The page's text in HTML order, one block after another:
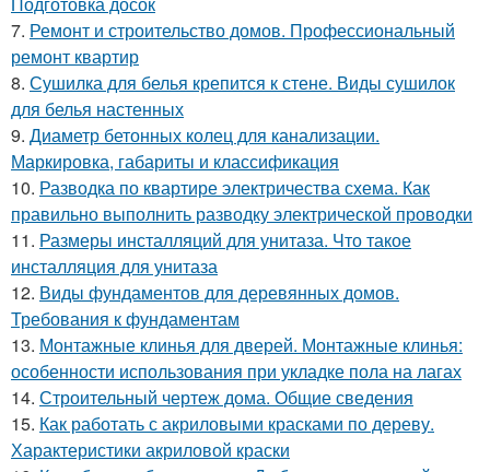
7. Ремонт и строительство домов. Профессиональный
ремонт квартир
8. Сушилка для белья крепится к стене. Виды сушилок
для белья настенных
9. Диаметр бетонных колец для канализации.
Маркировка, габариты и классификация
10. Разводка по квартире электричества схема. Как
правильно выполнить разводку электрической проводки
11. Размеры инсталляций для унитаза. Что такое
инсталляция для унитаза
12. Виды фундаментов для деревянных домов.
Требования к фундаментам
13. Монтажные клинья для дверей. Монтажные клинья:
особенности использования при укладке пола на лагах
14. Строительный чертеж дома. Общие сведения
15. Как работать с акриловыми красками по дереву.
Характеристики акриловой краски